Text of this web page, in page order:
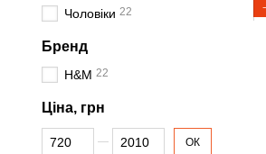
Чоловіки 22
Бренд
H&M 22
Ціна, грн
Від Ціна, грн
До Ціна, грн ОК